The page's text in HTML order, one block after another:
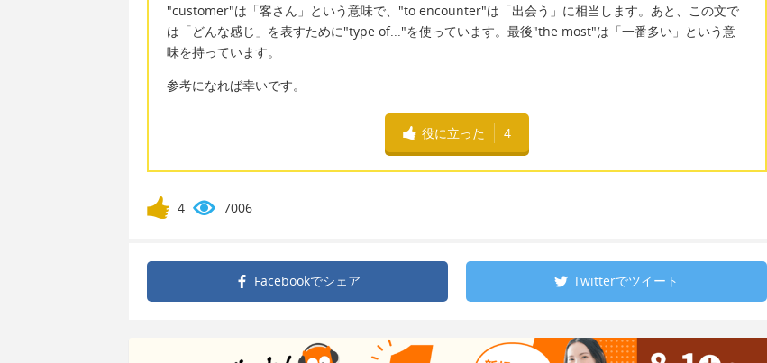
"customer"は「客さん」という意味で、"to encounter"は「出会う」に相当します。あと、この文で
は「どんな感じ」を表すために"type of..."を使っています。最後"the most"は「一番多い」という意
味を持っています。
参考になれば幸いです。
役に立った 4
4 7006
Facebookでシェア Twitterでツイート